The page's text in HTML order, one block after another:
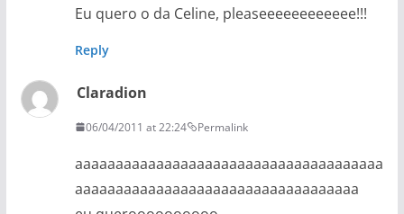
Eu quero o da Celine, pleaseeeeeeeeeeee!!!
Reply
Claradion
06/04/2011 at 22:24 Permalink
aaaaaaaaaaaaaaaaaaaaaaaaaaaaaaaaaaaaaa
aaaaaaaaaaaaaaaaaaaaaaaaaaaaaaaaaaa